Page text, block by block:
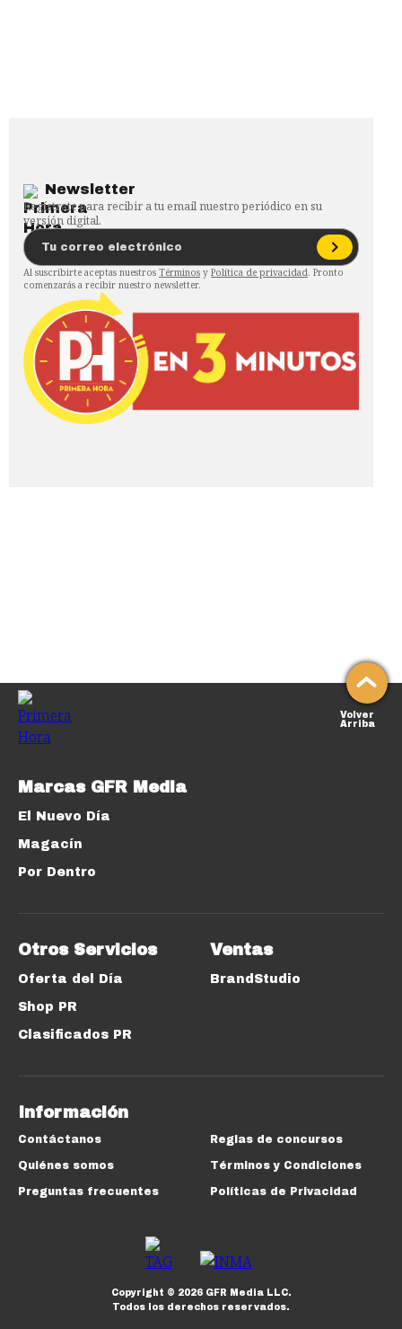
Newsletter
Regístrate para recibir a tu email nuestro periódico en su
versión digital.
Al suscribirte aceptas nuestros Términos y Política de privacidad. Pronto
comenzarás a recibir nuestro newsletter.
Volver
Arriba
Marcas GFR Media
El Nuevo Día
Magacín
Por Dentro
Otros Servicios
Oferta del Día
Shop PR
Clasificados PR
Ventas
BrandStudio
Información
Contáctanos
Quiénes somos
Preguntas frecuentes
Reglas de concursos
Términos y Condiciones
Políticas de Privacidad
Copyright © 2026GFR Media LLC.
Todos los derechos reservados.